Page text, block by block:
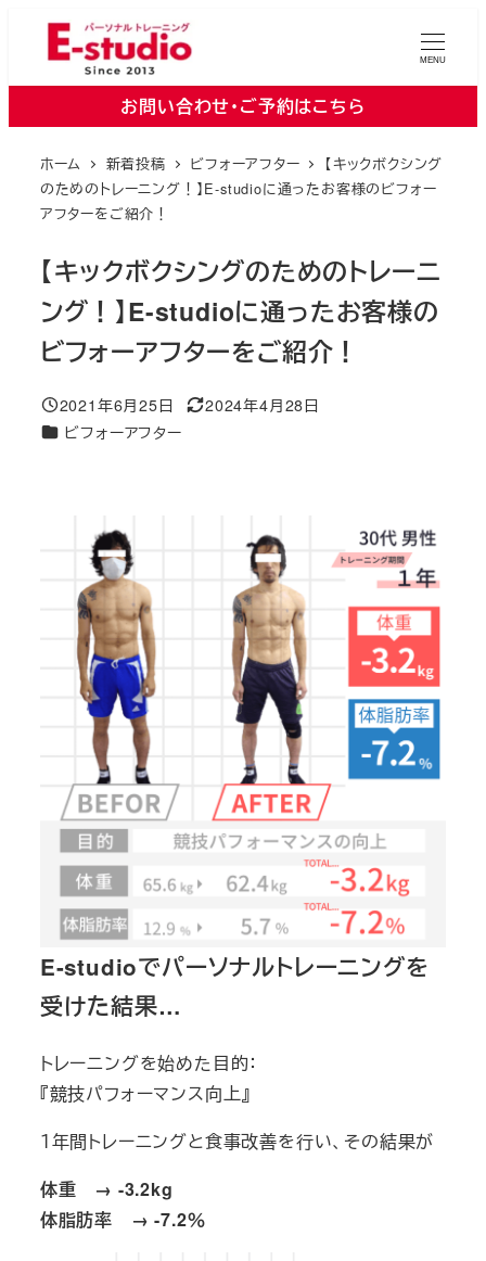
ン
MENU
お問い合わせ・ご予約はこちら
ホーム 新着投稿 ビフォーアフター
【キックボクシング
のためのトレーニング！】E-studioに通ったお客様のビフォー
アフターをご紹介！
【キックボクシングのためのトレーニ
ング！】E-studioに通ったお客様の
ビフォーアフターをご紹介！
投稿日
2021年6月25日
更新日
2024年4月28日
カテゴリー
ビフォーアフター
E-studioでパーソナルトレーニングを
受けた結果…
トレーニングを始めた目的：
『競技パフォーマンス向上』
１年間トレーニングと食事改善を行い、その結果が
体重 → -3.2kg
体脂肪率 → -7.2％